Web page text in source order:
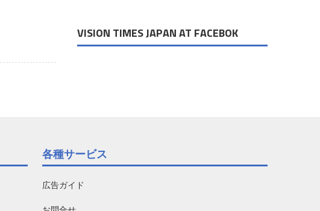
VISION TIMES JAPAN AT FACEBOK
各種サービス
広告ガイド